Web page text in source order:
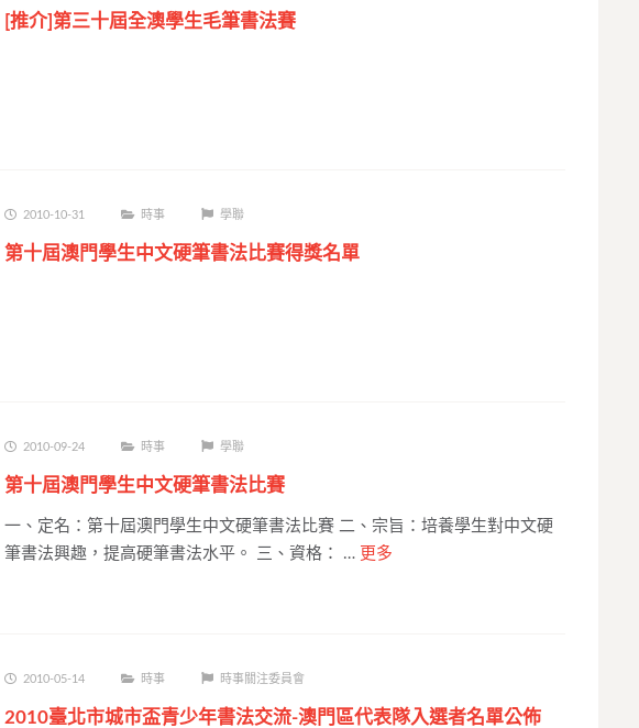
[推介]第三十屆全澳學生毛筆書法賽
2010-10-31 時事 學聯
第十屆澳門學生中文硬筆書法比賽得獎名單
2010-09-24 時事 學聯
第十屆澳門學生中文硬筆書法比賽
一、定名：第十屆澳門學生中文硬筆書法比賽 二、宗旨：培養學生對中文硬
筆書法興趣，提高硬筆書法水平。 三、資格： … 更多
2010-05-14 時事 時事關注委員會
2010臺北市城市盃青少年書法交流-澳門區代表隊入選者名單公佈